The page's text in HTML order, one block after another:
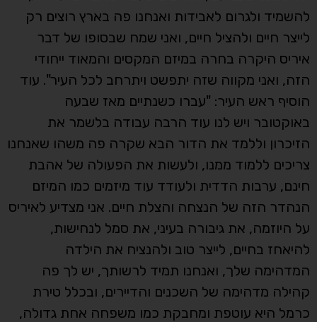
להשמיד ולגרום לאבידות ואנחנו פה בארץ רוצים רק
לייצר חיים ולהציל חיים, ואני שמח שבסופו של דבר
איריס היקרה בחרה במיזם המקסים והמאוד ייחודי
הזה, ואני מקווה שזה יתפשט ויתרחב לכל העיר". עוד
הוסיף ראש העיר: "עברו כשנתיים מאז שבעה
באוקטובר ויש לנו עוד הרבה עבודה בלשמר את
הזיכרון וללמד את הדור הבא שקרה פה משהו שאנחנו
צריכים ללמוד ממנו, ולעשות את הפעולה של אהבת
חינם, ערבות הדדית ולעודד עוד מיזמים כמו המיזם
הנהדר הזה של הנצחה והצלת חיים. אני מצדיע לאיריס
על היוזמה, את גיבורה בעיני, את סמל לנחישות,
להיאחז בחיים, לייצר טוב ולהנציח את הילדה
המדהימה שלך, ואנחנו תמיד לרשותך, יש לך פה
קהילה מדהימה של השכנים והדיירים, ובכלל טירת
כרמל היא עוטפת ומחבקת כמו משפחה אחת גדולה,